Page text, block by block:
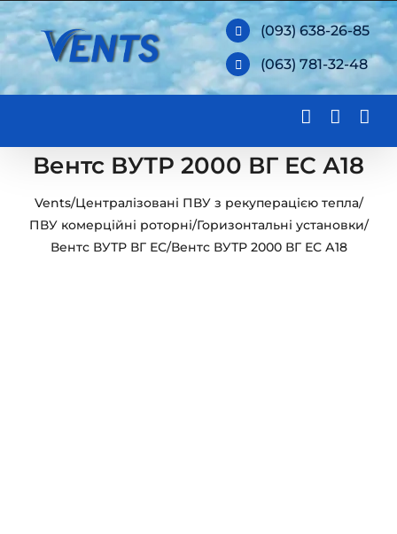
Skip
to
content
(093) 638-26-85
(063) 781-32-48
Вентс ВУТР 2000 ВГ ЕС А18
Vents/Централізовані ПВУ з рекуперацією тепла/
ПВУ комерційні роторні/Горизонтальні установки/
Вентс ВУТР ВГ ЕС/Вентс ВУТР 2000 ВГ ЕС А18